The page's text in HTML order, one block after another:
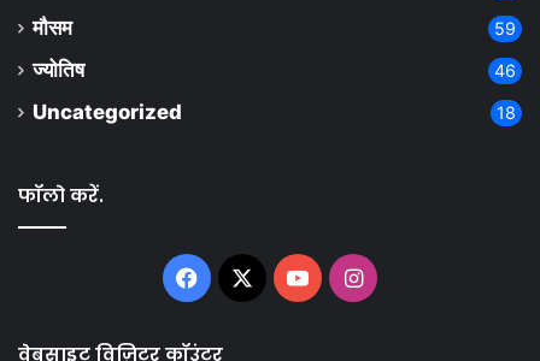
मौसम 59
ज्योतिष 46
Uncategorized 18
फॉलो करें.
Facebook
X YouTubeInstagram
वेबसाइट विज़िटर कॉउंटर